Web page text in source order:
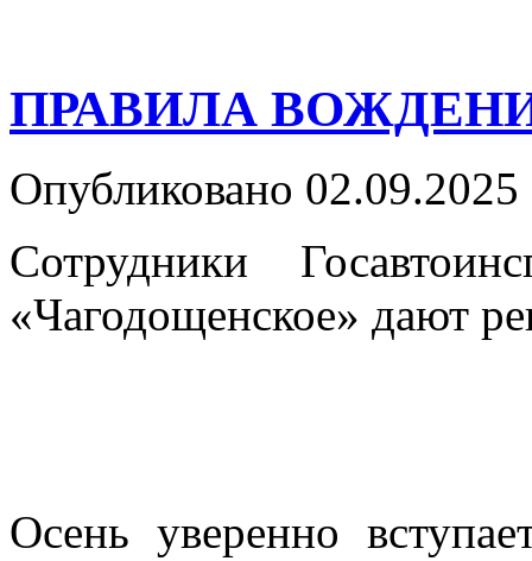
ПРАВИЛА
Опубликовано
Сотрудники
«Чагодощенское» дают
Осень уверенно